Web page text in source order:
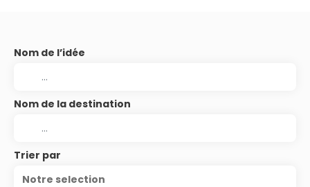
Nom de l’idée
Nom de la destination
Trier par
Notre selection